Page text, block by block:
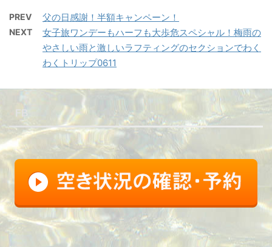
PREV 父の日感謝！半額キャンペーン！
NEXT
女子旅ワンデーもハーフも大歩危スペシャル！梅雨の
やさしい雨と激しいラフティングのセクションでわく
わくトリップ0611
FB